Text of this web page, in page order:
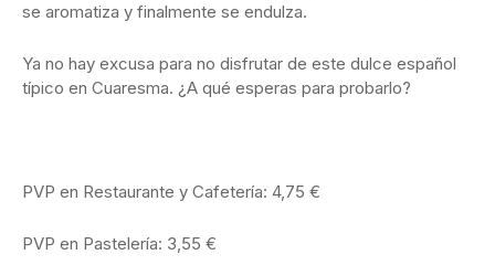
se aromatiza y finalmente se endulza.
Ya no hay excusa para no disfrutar de este dulce español
típico en Cuaresma. ¿A qué esperas para probarlo?
PVP en Restaurante y Cafetería: 4,75 €
PVP en Pastelería: 3,55 €